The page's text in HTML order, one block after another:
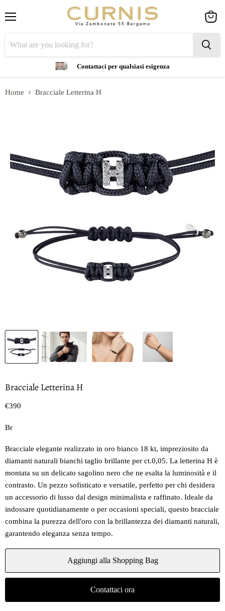
Contattaci per qualsiasi esigenza
cart
Home Bracciale Letterina H
Bracciale Letterina H
Prezzo oggi
€390
Br
Bracciale elegante realizzato in oro bianco 18 kt, impreziosito da
diamanti naturali bianchi taglio brillante per ct.0,05. La letterina H è
montata su un delicato sagolino nero che ne esalta la luminosità e il
contrasto. Un pezzo sofisticato e versatile, perfetto per chi desidera
un accessorio di lusso dal design minimalista e raffinato. Ideale da
indossare quotidianamente o per occasioni speciali, questo bracciale
combina la purezza dell'oro con la brillantezza dei diamanti naturali,
garantendo eleganza senza tempo.
Aggiungi alla Shopping Bag
Contattaci ora